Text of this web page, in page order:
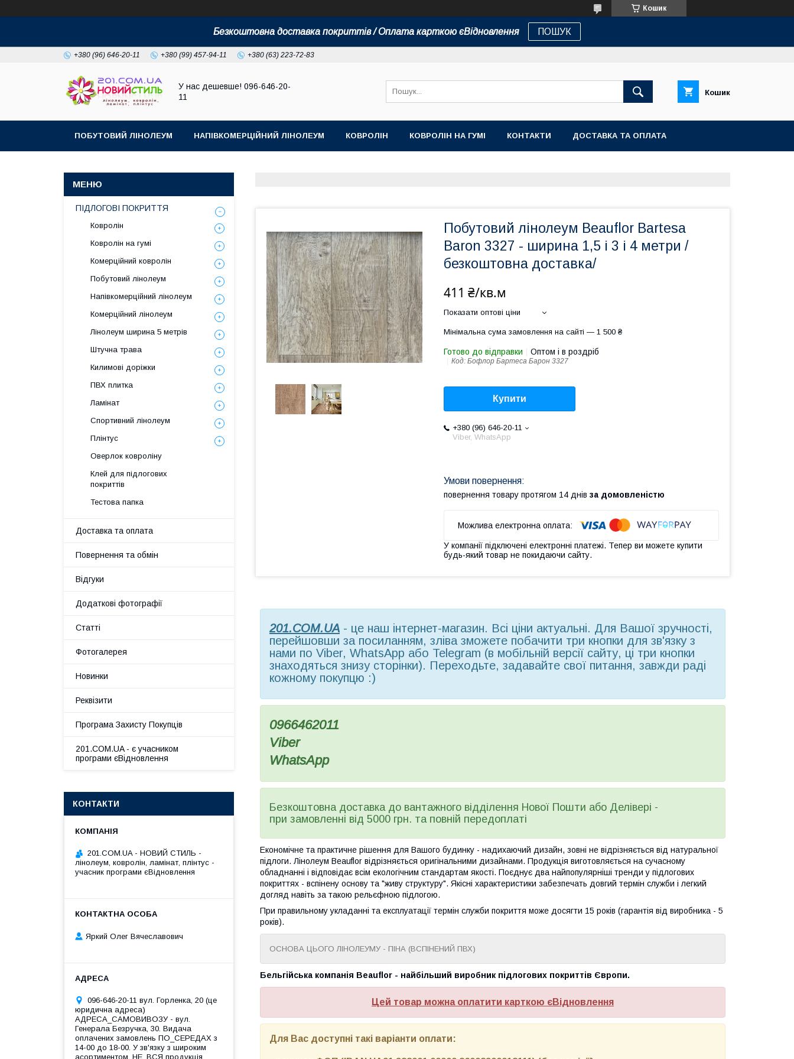
Кошик
Безкоштовна доставка покриттів / Оплата карткою єВідновлення ПОШУК
+380 (96) 646-20-11 +380 (99) 457-94-11 +380 (63) 223-72-83
У нас дешевше! 096-646-20-
11
Кошик
ПОБУТОВИЙ ЛІНОЛЕУМ НАПІВКОМЕРЦІЙНИЙ ЛІНОЛЕУМ КОВРОЛІН КОВРОЛІН НА ГУМІ КОНТАКТИ ДОСТАВКА ТА ОПЛАТА
Побутовий лінолеум Beauflor Bartesa
Baron 3327 - ширина 1,5 і 3 і 4 метри /
безкоштовна доставка/
411 ₴/кв.м
Показати оптові ціни
Мінімальна сума замовлення на сайті — 1 500 ₴
Готово до відправки Оптом і в роздріб
Код: Бофлор Бартеса Барон 3327
Купити
+380 (96) 646-20-11
Viber, WhatsApp
повернення товару протягом 14 днів за домовленістю
У компанії підключені електронні платежі. Тепер ви можете купити
будь-який товар не покидаючи сайту.
201.COM.UA - це наш інтернет-магазин. Всі ціни актуальні. Для Вашої зручності,
перейшовши за посиланням, зліва зможете побачити три кнопки для зв'язку з
нами по Viber, WhatsApp або Telegram (в мобільній версії сайту, ці три кнопки
знаходяться знизу сторінки). Переходьте, задавайте свої питання, завжди раді
кожному покупцю :)
0966462011
Viber
WhatsApp
Безкоштовна доставка до вантажного відділення Нової Пошти або Делівері -
при замовленні від 5000 грн. та повній передоплаті
Економічне та практичне рішення для Вашого будинку - надихаючий дизайн, зовні не відрізняється від натуральної
підлоги. Лінолеум Beauflor відрізняється оригінальними дизайнами. Продукція виготовляється на сучасному
обладнанні і відповідає всім екологічним стандартам якості. Поєднує два найпопулярніші тренди у підлогових
покриттях - вспінену основу та "живу структуру". Якісні характеристики забезпечать довгий термін служби і легкий
догляд навіть за такою рельєфною підлогою.
При правильному укладанні та експлуатації термін служби покриття може досягти 15 років (гарантія від виробника - 5
років).
ОСНОВА ЦЬОГО ЛІНОЛЕУМУ - ПІНА (ВСПІНЕНИЙ ПВХ)
Бельгійська компанія Beauflor - найбільший виробник підлогових покриттів Європи.
Цей товар можна оплатити карткою єВідновлення
Для Вас доступні такі варіанти оплати:
ПІДЛОГОВІ ПОКРИТТЯ
Ковролін
Ковролін на гумі
Комерційний ковролін
Побутовий лінолеум
Напівкомерційний лінолеум
Комерційний лінолеум
Лінолеум ширина 5 метрів
Штучна трава
Килимові доріжки
ПВХ плитка
Ламінат
Спортивний лінолеум
Плінтус
Оверлок ковроліну
Клей для підлогових
покриттів
Тестова папка
Доставка та оплата
Повернення та обмін
Відгуки
Додаткові фотографії
Статті
Фотогалерея
Новинки
Реквізити
Програма Захисту Покупців
201.COM.UA - є учасником
програми єВідновлення
КОНТАКТИ
201.COM.UA - НОВИЙ СТИЛЬ -
лінолеум, ковролін, ламінат, плінтус -
учасник програми єВідновлення
Яркий Олег Вячеславович
096-646-20-11 вул. Горленка, 20 (це
юридична адреса)
АДРЕСА_САМОВИВОЗУ - вул.
Генерала Безручка, 30. Видача
оплачених замовлень ПО_СЕРЕДАХ з
14-00 до 18-00. У зв'язку з широким
асортиментом, НЕ_ВСЯ продукція